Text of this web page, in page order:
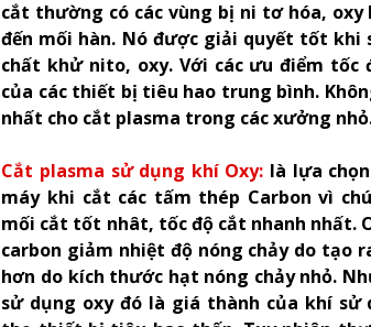
cắt thường có các vùng bị ni tơ hóa, oxy
đến mối hàn. Nó được giải quyết tốt khi
chất khử nito, oxy. Với các ưu điểm
của các thiết bị tiêu hao trung bình.
nhất cho cắt plasma trong các xưởng
Cắt plasma sử dụng khí Oxy: là lựa
máy khi cắt các tấm thép Carbon vì
mối cắt tốt nhât, tốc độ cắt nhanh nhất.
carbon giảm nhiệt độ nóng chảy do tạo
hơn do kích thước hạt nóng chảy nhỏ.
sử dụng oxy đó là giá thành của khí sử